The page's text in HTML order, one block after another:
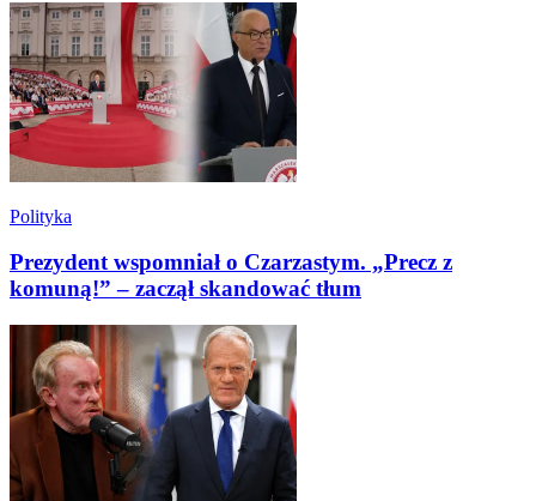
Polityka
Prezydent wspomniał o Czarzastym. „Precz z
komuną!” – zaczął skandować tłum